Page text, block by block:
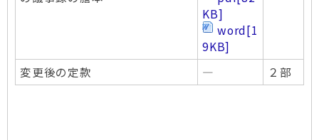
KB]
word[1
9KB]
変更後の定款
― ２部